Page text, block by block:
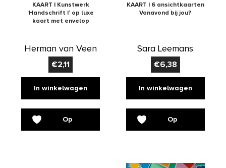
KAART | Kunstwerk
‘Handschrift I’ op luxe
kaart met envelop
Herman van Veen
€2,11
In winkelwagen
Op
KAART | 6 ansichtkaarten
Vanavond bij jou?
Sara Leemans
€6,38
In winkelwagen
Op